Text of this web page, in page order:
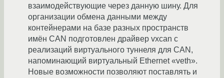
взаимодействующие через данную шину. Для
организации обмена данными между
контейнерами на базе разных пространств
имён CAN подготовлен драйвер vxcan с
реализаций виртуального туннеля для CAN,
напоминающий виртуальный Ethernet «veth».
Новые возможности позволяют поставлять и